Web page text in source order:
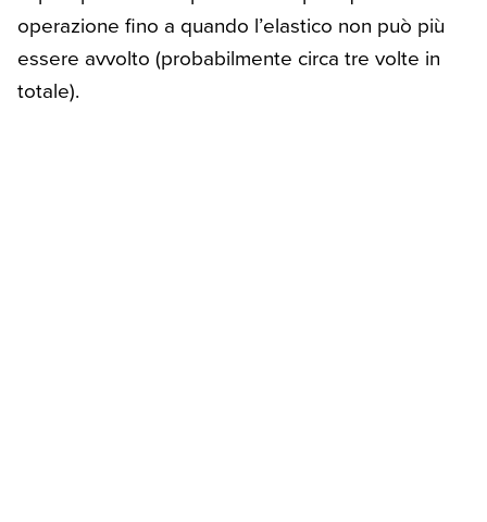
operazione fino a quando l’elastico non può più
essere avvolto (probabilmente circa tre volte in
totale).